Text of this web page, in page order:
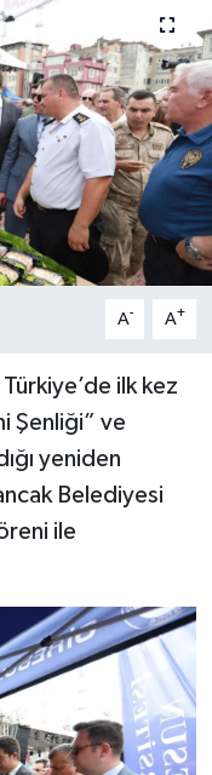
A- A+
ilk kez
Şenliği” ve
yeniden
Belediyesi
ile